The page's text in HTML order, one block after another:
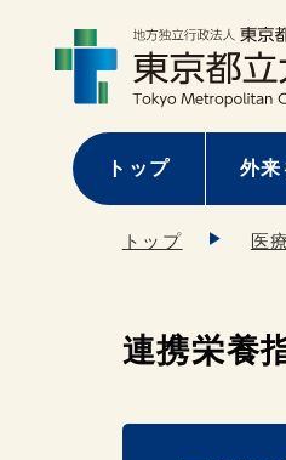
トップ 外
トップ 医
連携栄養